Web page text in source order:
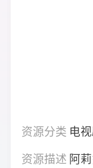
资源分类 电
资源描述 阿